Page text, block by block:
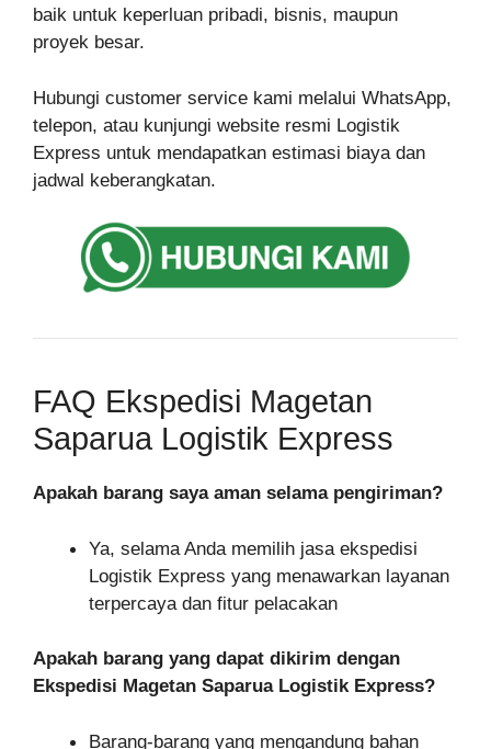
baik untuk keperluan pribadi, bisnis, maupun
proyek besar.
Hubungi customer service kami melalui WhatsApp,
telepon, atau kunjungi website resmi Logistik
Express untuk mendapatkan estimasi biaya dan
jadwal keberangkatan.
FAQ Ekspedisi Magetan
Saparua Logistik Express
Apakah barang saya aman selama pengiriman?
Ya, selama Anda memilih jasa ekspedisi
Logistik Express yang menawarkan layanan
terpercaya dan fitur pelacakan
Apakah barang yang dapat dikirim dengan
Ekspedisi Magetan Saparua Logistik Express?
Barang-barang yang mengandung bahan